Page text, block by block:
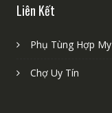
Liên Kết
Phụ Tùng Hợp My
Chợ Uy Tín